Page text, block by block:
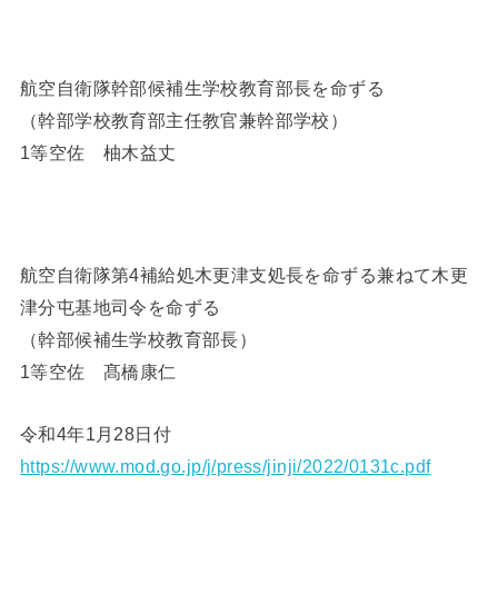
航空自衛隊幹部候補生学校教育部長を命ずる
（幹部学校教育部主任教官兼幹部学校）
1等空佐 柚木益丈
航空自衛隊第4補給処木更津支処長を命ずる兼ねて木更
津分屯基地司令を命ずる
（幹部候補生学校教育部長）
1等空佐 髙橋康仁
令和4年1月28日付
https://www.mod.go.jp/j/press/jinji/2022/0131c.pdf